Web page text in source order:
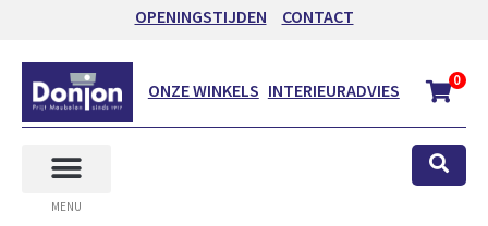
OPENINGSTIJDEN CONTACT
ONZE WINKELS INTERIEURADVIES 0
MENU